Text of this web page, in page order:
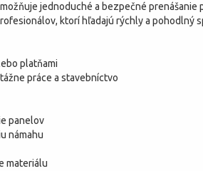
jednoduché a bezpečné
ktorí hľadajú rýchly a pohodlný
platňami
práce a stavebníctvo
panelov
námahu
materiálu